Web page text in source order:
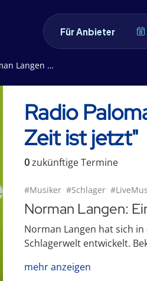
Für Anbieter
Zeit ist jetzt"
Radio
Zeit ist jetzt"
0zukünftigeTermine
#Musiker #Schlager
Norman Langen:
Norman Langen hat sich
Schlagerwelt entwickelt.
mehr anzeigen